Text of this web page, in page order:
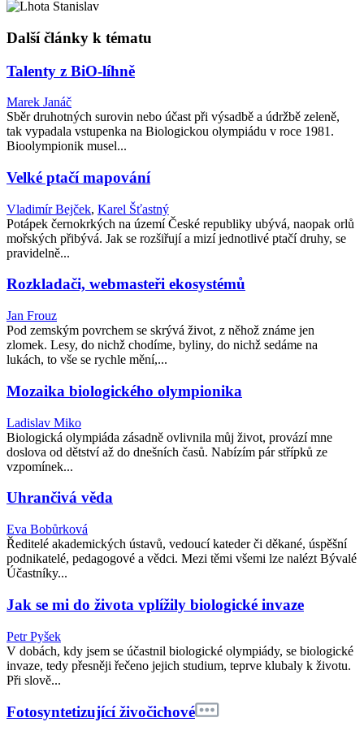
Další články k tématu
Talenty z BiO-líhně
Marek Janáč
Sběr druhotných surovin nebo účast při výsadbě a údržbě zeleně,
tak vypadala vstupenka na Biologickou olympiádu v roce 1981.
Bioolympionik musel...
Velké ptačí mapování
Vladimír Bejček, Karel Šťastný
Potápek černokrkých na území České republiky ubývá, naopak orlů
mořských přibývá. Jak se rozšiřují a mizí jednotlivé ptačí druhy, se
pravidelně...
Rozkladači, webmasteři ekosystémů
Jan Frouz
Pod zemským povrchem se skrývá život, z něhož známe jen
zlomek. Lesy, do nichž chodíme, byliny, do nichž sedáme na
lukách, to vše se rychle mění,...
Mozaika biologického olympionika
Ladislav Miko
Biologická olympiáda zásadně ovlivnila můj život, provází mne
doslova od dětství až do dnešních časů. Nabízím pár střípků ze
vzpomínek...
Uhrančivá věda
Eva Bobůrková
Ředitelé akademických ústavů, vedoucí kateder či děkané, úspěšní
podnikatelé, pedagogové a vědci. Mezi těmi všemi lze nalézt Bývalé
Účastníky...
Jak se mi do života vplížily biologické invaze
Petr Pyšek
V dobách, kdy jsem se účastnil biologické olympiády, se biologické
invaze, tedy přesněji řečeno jejich studium, teprve klubaly k životu.
Při slově...
Fotosyntetizující živočichové